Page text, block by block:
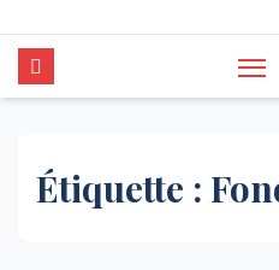
Étiquette :